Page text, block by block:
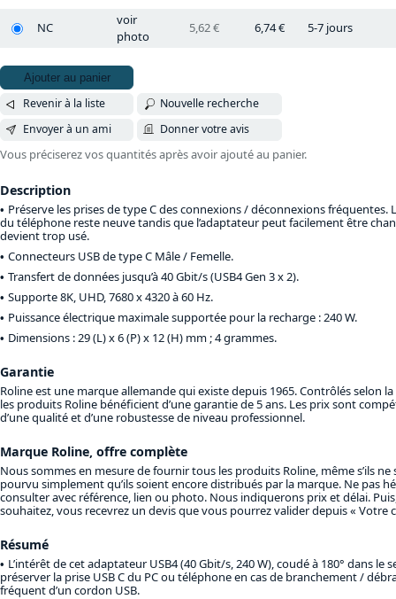
NC
voir
photo
5,62 € 6,74 € 5-7 jours
Ajouter au panier
Revenir à la liste
Nouvelle recherche
Envoyer à un ami
Donner votre avis
Vous préciserez vos quantités après avoir ajouté au panier.
Description
Préserve les prises de type C des connexions / déconnexions fréquentes.
du téléphone reste neuve tandis que l’adaptateur peut facilement être
devient trop usé.
Connecteurs USB de type C Mâle / Femelle.
Transfert de données jusqu’à 40 Gbit/s (USB4 Gen 3 x 2).
Supporte 8K, UHD, 7680 x 4320 à 60 Hz.
Puissance électrique maximale supportée pour la recharge : 240 W.
Dimensions : 29 (L) x 6 (P) x 12 (H) mm ; 4 grammes.
Garantie
Roline est une marque allemande qui existe depuis 1965. Contrôlés selon la
les produits Roline bénéficient d’une garantie de 5 ans. Les prix sont
d’une qualité et d’une robustesse de niveau professionnel.
Marque Roline, offre complète
Nous sommes en mesure de fournir tous les produits Roline, même s’ils ne
pourvu simplement qu’ils soient encore distribués par la marque. Ne pas
consulter avec référence, lien ou photo. Nous indiquerons prix et délai.
souhaitez, vous recevrez un devis que vous pourrez valider depuis « Votre
Résumé
L’intérêt de cet adaptateur USB4 (40 Gbit/s, 240 W), coudé à 180° dans le
préserver la prise USB C du PC ou téléphone en cas de branchement /
fréquent d’un cordon USB.